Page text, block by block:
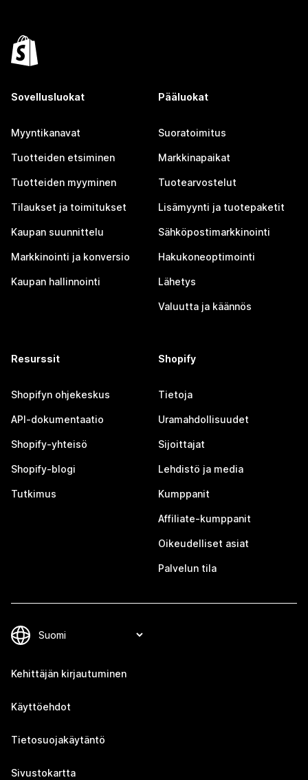
Sovellusluokat
Myyntikanavat
Tuotteiden etsiminen
Tuotteiden myyminen
Tilaukset ja toimitukset
Kaupan suunnittelu
Markkinointi ja konversio
Kaupan hallinnointi
Pääluokat
Suoratoimitus
Markkinapaikat
Tuotearvostelut
Lisämyynti ja tuotepaketit
Sähköpostimarkkinointi
Hakukoneoptimointi
Lähetys
Valuutta ja käännös
Resurssit
Shopifyn ohjekeskus
API-dokumentaatio
Shopify-yhteisö
Shopify-blogi
Tutkimus
Shopify
Tietoja
Uramahdollisuudet
Sijoittajat
Lehdistö ja media
Kumppanit
Affiliate-kumppanit
Oikeudelliset asiat
Palvelun tila
Kehittäjän kirjautuminen
Käyttöehdot
Tietosuojakäytäntö
Sivustokartta